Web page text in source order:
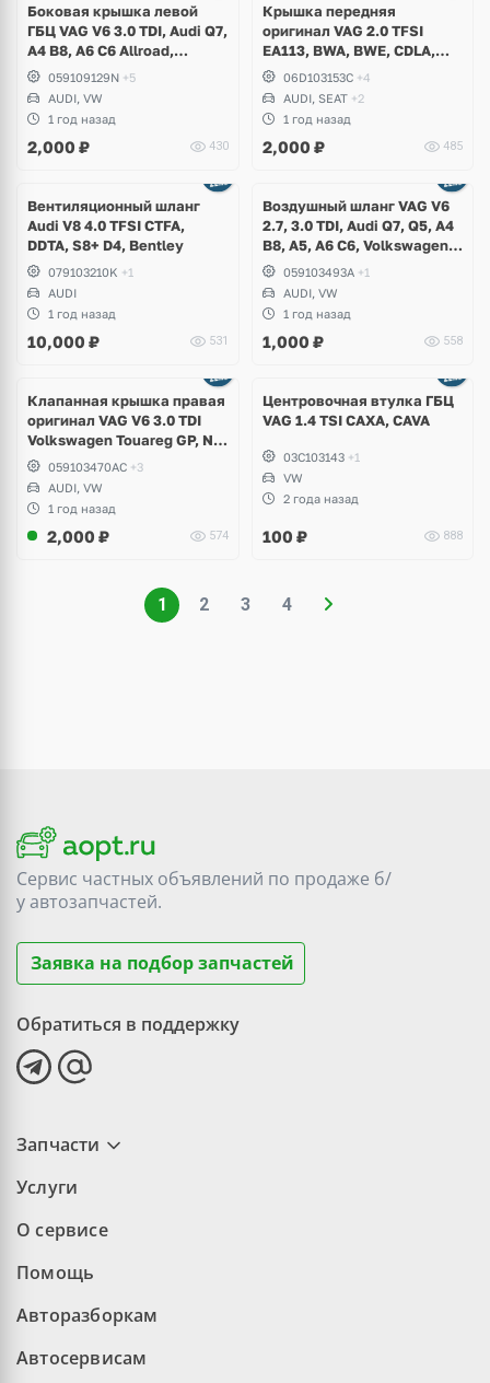
Боковая крышка левой
ГБЦ VAG V6 3.0 TDI, Audi Q7,
A4 B8, A6 C6 Allroad,
Volkswagen Touareg GP, NF,
Phaeton
059109129N +5
AUDI, VW
1 год назад
2,000 ₽ 430
Крышка передняя
оригинал VAG 2.0 TFSI
EA113, BWA, BWE, CDLA,
CDLC, Audi A3, S3, A4 B7
DTM, A6 C6, TT, TTS,
Volkswagen Golf 5 GTI, 6 R,
Jetta, Passat B6, Eos, Skoda
Octavia A5 RS
06D103153C +4
AUDI, SEAT +2
1 год назад
2,000 ₽ 485
Вентиляционный шланг
Audi V8 4.0 TFSI CTFA,
DDTA, S8+ D4, Bentley
079103210K +1
AUDI
1 год назад
10,000 ₽ 531
Воздушный шланг VAG V6
2.7, 3.0 TDI, Audi Q7, Q5, A4
B8, A5, A6 C6, Volkswagen
Touareg GP, NF
059103493A +1
AUDI, VW
1 год назад
1,000 ₽ 558
Клапанная крышка правая
оригинал VAG V6 3.0 TDI
Volkswagen Touareg GP, NF,
Phaeton, Audi Q7, Q5, A4 B8,
A5, A6 C6, A8
059103470AC +3
AUDI, VW
1 год назад
2,000 ₽ 574
Центровочная втулка ГБЦ
VAG 1.4 TSI CAXA, CAVA
03C103143 +1
VW
2 года назад
100 ₽ 888
1 2 3 4
Сервис частных объявлений по продаже б/
уавтозапчастей.
Заявка на подбор запчастей
Обратиться в поддержку
Запчасти
Услуги
О сервисе
Помощь
Авторазборкам
Автосервисам